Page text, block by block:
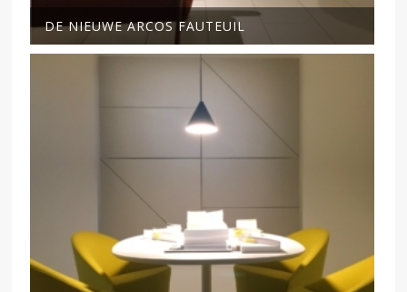
DE NIEUWE ARCOS FAUTEUIL